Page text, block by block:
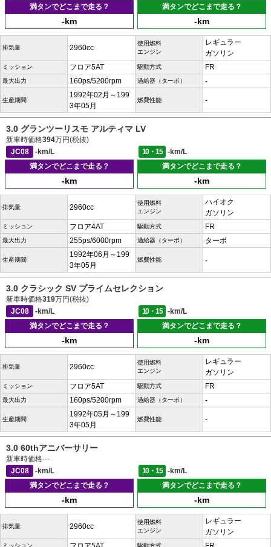
満タンでどこまで走る？
-km
満タンでどこまで走る？
-km
排気量 2960cc
使用燃料
エンジン
レギュラー
ガソリン
ミッション フロア5AT 駆動方式 FR
最大出力 160ps/5200rpm 過給器（ターボ） -
生産期間
1992年02月～199
3年05月
燃費性能 -
3.0 グランツーリスモ アルティマ LV
新車時価格394万円(税抜)
JC08
-km/L 10・15
-km/L
満タンでどこまで走る？
-km
満タンでどこまで走る？
-km
排気量 2960cc
使用燃料
エンジン
ハイオク
ガソリン
ミッション フロア4AT 駆動方式 FR
最大出力 255ps/6000rpm 過給器（ターボ） ターボ
生産期間
1992年06月～199
3年05月
燃費性能 -
3.0 クラシック SV プライムセレクション
新車時価格319万円(税抜)
JC08
-km/L 10・15
-km/L
満タンでどこまで走る？
-km
満タンでどこまで走る？
-km
排気量 2960cc
使用燃料
エンジン
レギュラー
ガソリン
ミッション フロア5AT 駆動方式 FR
最大出力 160ps/5200rpm 過給器（ターボ） -
生産期間
1992年05月～199
3年05月
燃費性能 -
3.0 60thアニバーサリー
新車時価格---
JC08
-km/L 10・15
-km/L
満タンでどこまで走る？
-km
満タンでどこまで走る？
-km
排気量 2960cc
使用燃料
エンジン
レギュラー
ガソリン
ミッション 駆動方式